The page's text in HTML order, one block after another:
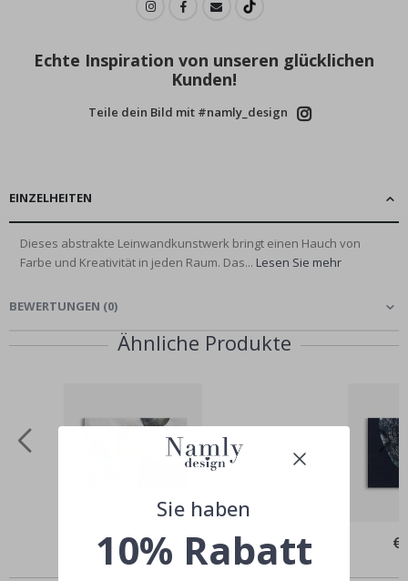
Echte Inspiration von unseren glücklichen
Kunden!
Teile dein Bild mit #namly_design
EINZELHEITEN
Dieses abstrakte Leinwandkunstwerk bringt einen Hauch von
Farbe und Kreativität in jeden Raum. Das... Lesen Sie mehr
BEWERTUNGEN (0)
Ähnliche Produkte
Special
Price
€39,00
Sie haben
10% Rabatt